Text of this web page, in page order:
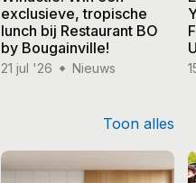
exclusieve, tropische
lunch bij Restaurant BO
by Bougainville!
21 jul '26 Nieuws
Toon alles